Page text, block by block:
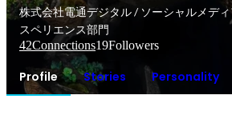
株式会社電通デジタル / ソーシャルメデ
スペリエンス部門
42Connections19Followers
Profile Stories Personality